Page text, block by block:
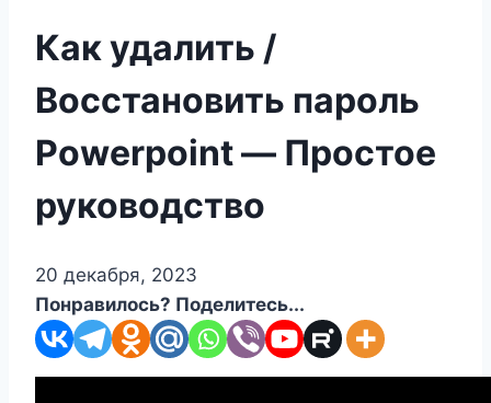
Как удалить /
Восстановить пароль
Powerpoint — Простое
руководство
20 декабря, 2023
Понравилось? Поделитесь...